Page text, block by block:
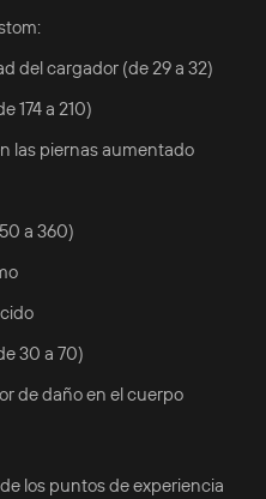
del cargador (de 29 a 32)
174 a 210)
las piernas aumentado
a 360)
30 a 70)
de daño en el cuerpo
los puntos de experiencia